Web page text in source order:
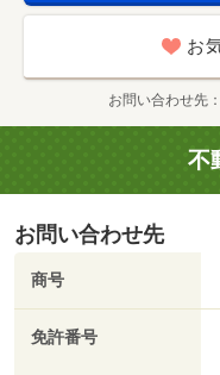
お
お問い合わせ先
不
お問い合わせ先
商号
免許番号